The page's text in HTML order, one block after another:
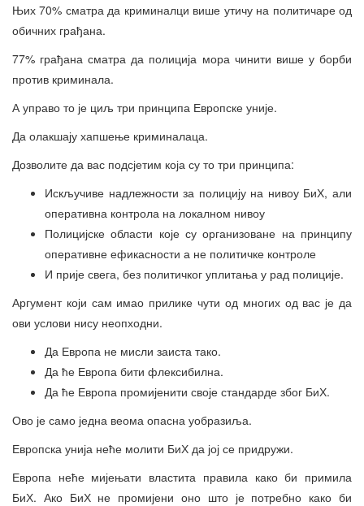
Њих 70% сматра да криминалци више утичу на политичаре од
обичних грађана.
77% грађана сматра да полиција мора чинити више у борби
против криминала.
А управо то је циљ три принципа Европске уније.
Да олакшају хапшење криминалаца.
Дозволите да вас подсјетим која су то три принципа:
Искључиве надлежности за полицију на нивоу БиХ, али
оперативна контрола на локалном нивоу
Полицијске области које су организоване на принципу
оперативне ефикасности а не политичке контроле
И прије свега, без политичког уплитања у рад полиције.
Аргумент који сам имао прилике чути од многих од вас је да
ови услови нису неопходни.
Да Европа не мисли заиста тако.
Да ће Европа бити флексибилна.
Да ће Европа промијенити своје стандарде због БиХ.
Ово је само једна веома опасна уобразиља.
Европска унија неће молити БиХ да јој се придружи.
Европа неће мијењати властита правила како би примила
БиХ. Ако БиХ не промијени оно што је потребно како би